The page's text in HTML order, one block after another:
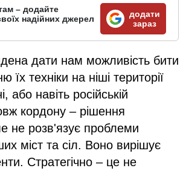
– додайте
надійних джерел
додати
зараз
дати нам можливість бити
їх техніки на ніші території
або навіть російській
кордону – рішення
не розв'язує проблеми
міст та сіл. Воно вирішує
Стратегічно – це не